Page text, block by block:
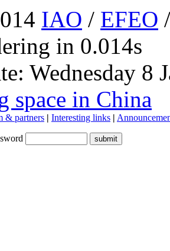
IAO / EFEO
in 0.014s
Wednesday 8
space in China
& partners | Interesting links |